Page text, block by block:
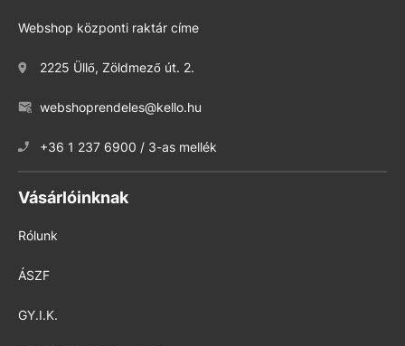
Webshop központi raktár címe
2225 Üllő, Zöldmező út. 2.
webshoprendeles@kello.hu
+36 1 237 6900 / 3-as mellék
Vásárlóinknak
Rólunk
ÁSZF
GY.I.K.